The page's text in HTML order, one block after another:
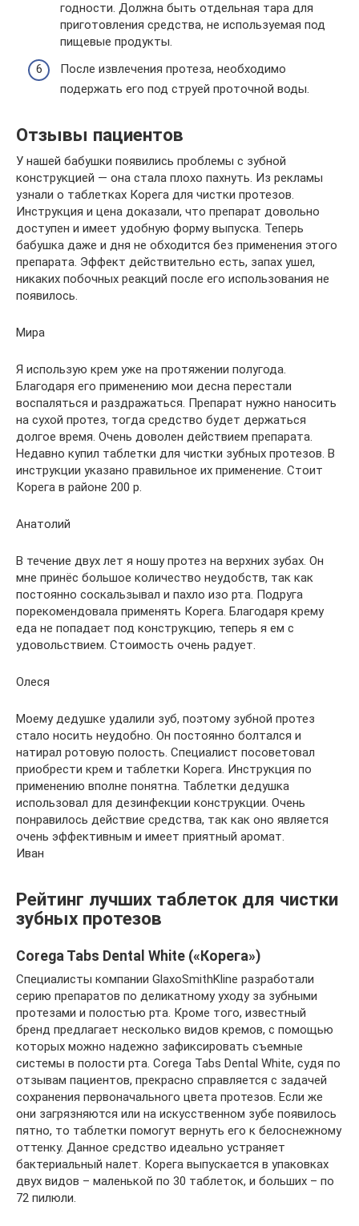
годности. Должна быть отдельная тара для
приготовления средства, не используемая под
пищевые продукты.
После извлечения протеза, необходимо
подержать его под струей проточной воды.
Отзывы пациентов
У нашей бабушки появились проблемы с зубной
конструкцией — она стала плохо пахнуть. Из рекламы
узнали о таблетках Корега для чистки протезов.
Инструкция и цена доказали, что препарат довольно
доступен и имеет удобную форму выпуска. Теперь
бабушка даже и дня не обходится без применения этого
препарата. Эффект действительно есть, запах ушел,
никаких побочных реакций после его использования не
появилось.
Мира
Я использую крем уже на протяжении полугода.
Благодаря его применению мои десна перестали
воспаляться и раздражаться. Препарат нужно наносить
на сухой протез, тогда средство будет держаться
долгое время. Очень доволен действием препарата.
Недавно купил таблетки для чистки зубных протезов. В
инструкции указано правильное их применение. Стоит
Корега в районе 200 р.
Анатолий
В течение двух лет я ношу протез на верхних зубах. Он
мне принёс большое количество неудобств, так как
постоянно соскальзывал и пахло изо рта. Подруга
порекомендовала применять Корега. Благодаря крему
еда не попадает под конструкцию, теперь я ем с
удовольствием. Стоимость очень радует.
Олеся
Моему дедушке удалили зуб, поэтому зубной протез
стало носить неудобно. Он постоянно болтался и
натирал ротовую полость. Специалист посоветовал
приобрести крем и таблетки Корега. Инструкция по
применению вполне понятна. Таблетки дедушка
использовал для дезинфекции конструкции. Очень
понравилось действие средства, так как оно является
очень эффективным и имеет приятный аромат.
Иван
Рейтинг лучших таблеток для чистки
зубных протезов
Corega Tabs Dental White («Корега»)
Специалисты компании GlaxoSmithKline разработали
серию препаратов по деликатному уходу за зубными
протезами и полостью рта. Кроме того, известный
бренд предлагает несколько видов кремов, с помощью
которых можно надежно зафиксировать съемные
системы в полости рта. Corega Tabs Dental White, судя по
отзывам пациентов, прекрасно справляется с задачей
сохранения первоначального цвета протезов. Если же
они загрязняются или на искусственном зубе появилось
пятно, то таблетки помогут вернуть его к белоснежному
оттенку. Данное средство идеально устраняет
бактериальный налет. Корега выпускается в упаковках
двух видов – маленькой по 30 таблеток, и больших – по
72 пилюли.